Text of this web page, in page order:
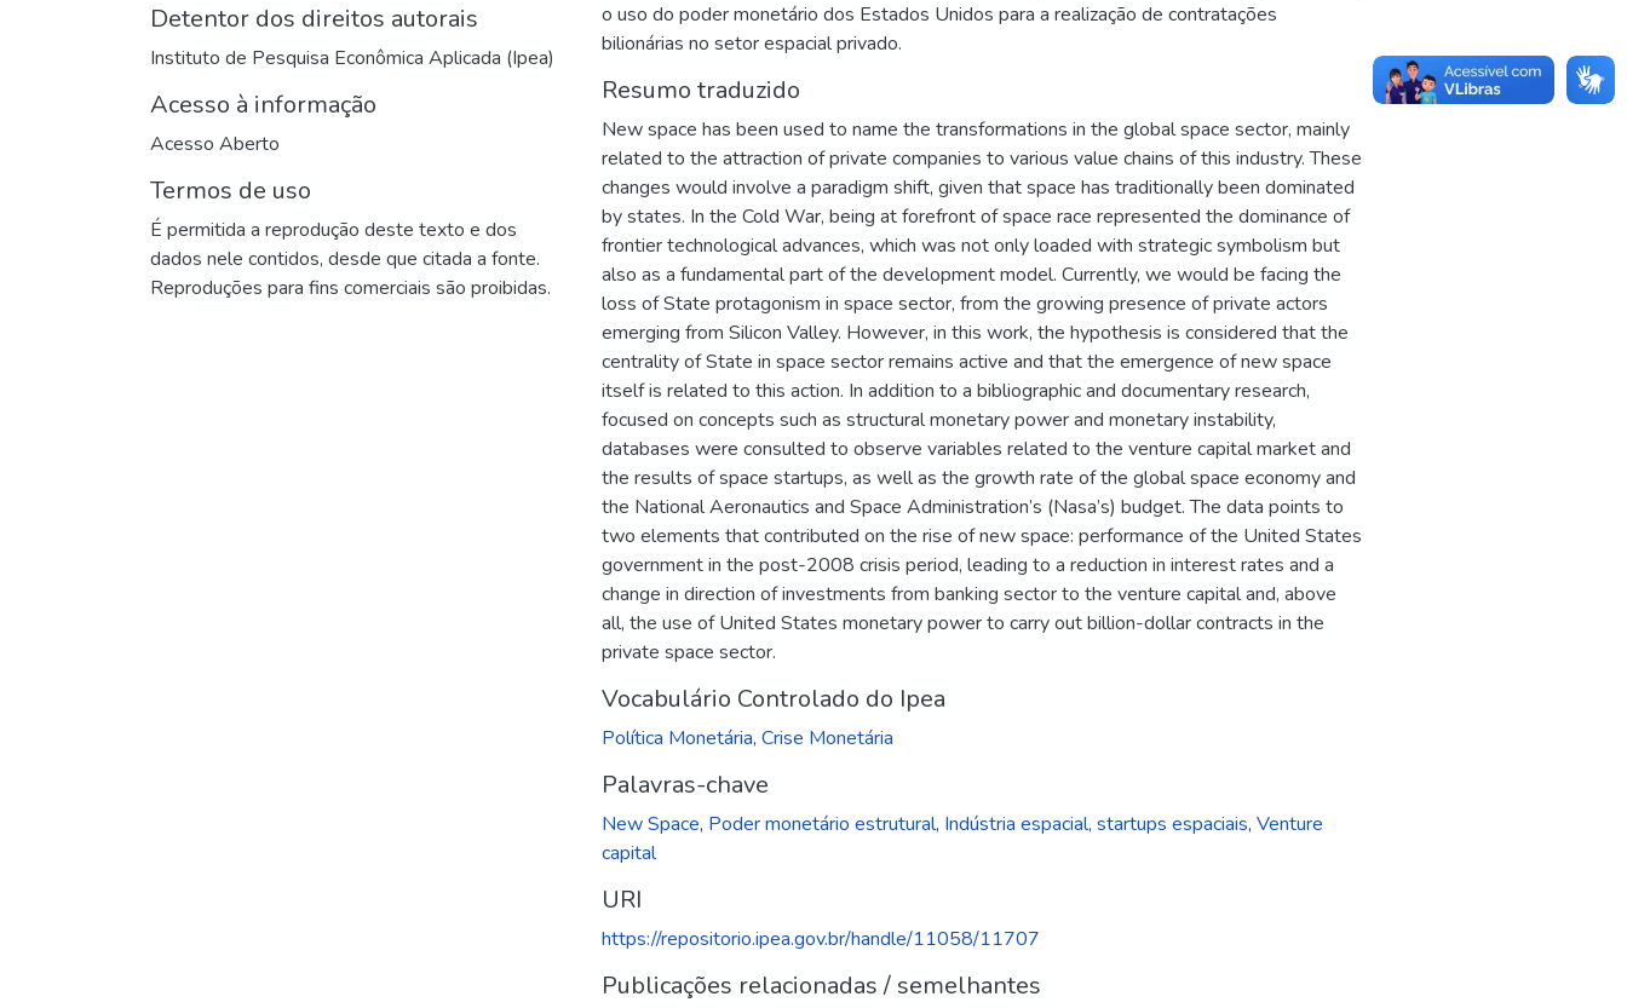
Detentor dos direitos autorais
Instituto de Pesquisa Econômica Aplicada (Ipea)
Acesso à informação
Acesso Aberto
Termos de uso
É permitida a reprodução deste texto e dos
dados nele contidos, desde que citada a fonte.
Reproduções para fins comerciais são proibidas.
o uso do poder monetário dos Estados Unidos para a realização de contratações
bilionárias no setor espacial privado.
Resumo traduzido
New space has been used to name the transformations in the global space sector, mainly
related to the attraction of private companies to various value chains of this industry. These
changes would involve a paradigm shift, given that space has traditionally been dominated
by states. In the Cold War, being at forefront of space race represented the dominance of
frontier technological advances, which was not only loaded with strategic symbolism but
also as a fundamental part of the development model. Currently, we would be facing the
loss of State protagonism in space sector, from the growing presence of private actors
emerging from Silicon Valley. However, in this work, the hypothesis is considered that the
centrality of State in space sector remains active and that the emergence of new space
itself is related to this action. In addition to a bibliographic and documentary research,
focused on concepts such as structural monetary power and monetary instability,
databases were consulted to observe variables related to the venture capital market and
the results of space startups, as well as the growth rate of the global space economy and
the National Aeronautics and Space Administration’s (Nasa’s) budget. The data points to
two elements that contributed on the rise of new space: performance of the United States
government in the post-2008 crisis period, leading to a reduction in interest rates and a
change in direction of investments from banking sector to the venture capital and, above
all, the use of United States monetary power to carry out billion-dollar contracts in the
private space sector.
Vocabulário Controlado do Ipea
Política Monetária,Crise Monetária
Palavras-chave
New Space, Poder monetário estrutural, Indústria espacial, startups espaciais,Venture
capital
URI
https://repositorio.ipea.gov.br/handle/11058/11707
Publicações relacionadas / semelhantes